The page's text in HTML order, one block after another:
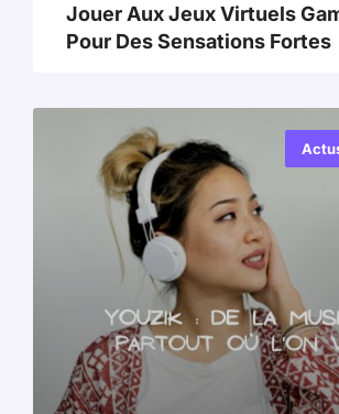
Jouer Aux Jeux Virtuels
Pour Des Sensations Fortes